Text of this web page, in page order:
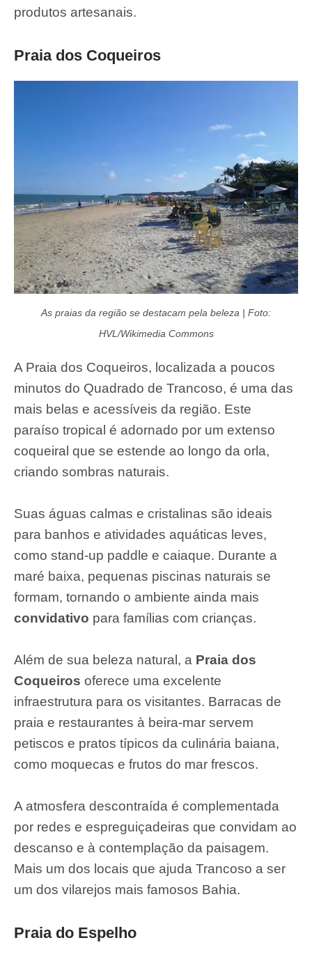
produtos artesanais.
Praia dos Coqueiros
As praias da região se destacam pela beleza | Foto:
HVL/Wikimedia Commons
A Praia dos Coqueiros, localizada a poucos
minutos do Quadrado de Trancoso, é uma das
mais belas e acessíveis da região. Este
paraíso tropical é adornado por um extenso
coqueiral que se estende ao longo da orla,
criando sombras naturais.
Suas águas calmas e cristalinas são ideais
para banhos e atividades aquáticas leves,
como stand-up paddle e caiaque. Durante a
maré baixa, pequenas piscinas naturais se
formam, tornando o ambiente ainda mais
convidativo para famílias com crianças.
Além de sua beleza natural, a Praia dos
Coqueiros oferece uma excelente
infraestrutura para os visitantes. Barracas de
praia e restaurantes à beira-mar servem
petiscos e pratos típicos da culinária baiana,
como moquecas e frutos do mar frescos.
A atmosfera descontraída é complementada
por redes e espreguiçadeiras que convidam ao
descanso e à contemplação da paisagem.
Mais um dos locais que ajuda Trancoso a ser
um dos vilarejos mais famosos Bahia.
Praia do Espelho